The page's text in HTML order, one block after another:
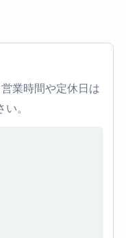
業時間や定休日は
。